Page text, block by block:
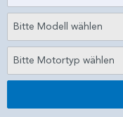
Bitte Modell wählen
Bitte Motortyp wählen